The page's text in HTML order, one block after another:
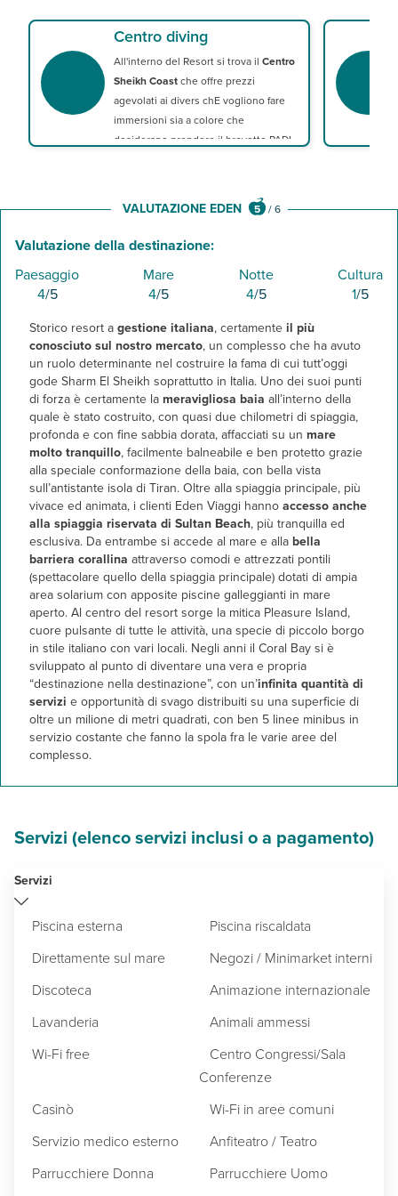
Motorata nel deserto (mezza giornaa, minimo 16 anni)
Monastero di Santa Caterina
City Tour By Night
------------------------------
FOCUS "BY NIGHT"ingresso + trasferimento + consumazione
Desert Party Dolce Vita
Taj Mahal (musica tecno house)
in aereo (in giornata)
in aereo (in giornata)
15% di sconto in tutti i ristoranti à la carte (su prenotazione)
un aperitivo gratuito solo per i clienti Eden Viaggi una volta a
Centro diving
All'interno del Resort si trova il Centro
Sheikh Coastche offre prezzi
agevolati ai divers chE vogliono fare
immersioni sia a colore che
desiderano prendere il brevetto PADI.
VALUTAZIONE EDEN 5 /6
Valutazione della destinazione:
Paesaggio
4/5
Mare
4/5
Notte
4/5
Cultura
1/5
Storico resort agestione italiana, certamenteil più
conosciuto sul nostro mercato, un complesso che ha avuto
un ruolo determinante nel costruire la fama di cui tutt’oggi
gode Sharm El Sheikh soprattutto in Italia. Uno dei suoi punti
di forza è certamente lameravigliosa baia all’interno della
quale è stato costruito, con quasi due chilometri di spiaggia,
profonda e con fine sabbia dorata, affacciati su un mare
molto tranquillo, facilmente balneabile e ben protetto grazie
alla speciale conformazione della baia, con bella vista
sull’antistante isola di Tiran. Oltre alla spiaggia principale, più
vivace ed animata, i clienti Eden Viaggi hannoaccesso anche
alla spiaggia riservata di Sultan Beach, più tranquilla ed
esclusiva. Da entrambe si accede al mare e allabella
barriera corallina attraverso comodi e attrezzati pontili
(spettacolare quello della spiaggia principale) dotati di ampia
area solarium con apposite piscine galleggianti in mare
aperto. Al centro del resort sorge la mitica Pleasure Island,
cuore pulsante di tutte le attività, una specie di piccolo borgo
in stile italiano con vari locali. Negli anni il Coral Bay si è
sviluppato al punto di diventare una vera e propria
“destinazione nella destinazione”, con un’infinita quantità di
servizi e opportunità di svago distribuiti su una superficie di
oltre un milione di metri quadrati, con ben 5 linee minibus in
servizio costante che fanno la spola fra le varie aree del
complesso.
Servizi (elenco servizi inclusi o a pagamento)
Servizi
Piscina esterna
Piscina riscaldata
Direttamente sul mare
Negozi / Minimarket interni
Discoteca
Animazione internazionale
Lavanderia
Animali ammessi
Wi-Fi free
Centro Congressi/Sala
Conferenze
Casinò
Wi-Fi in aree comuni
Servizio medico esterno
Anfiteatro / Teatro
Parrucchiere Donna
Parrucchiere Uomo